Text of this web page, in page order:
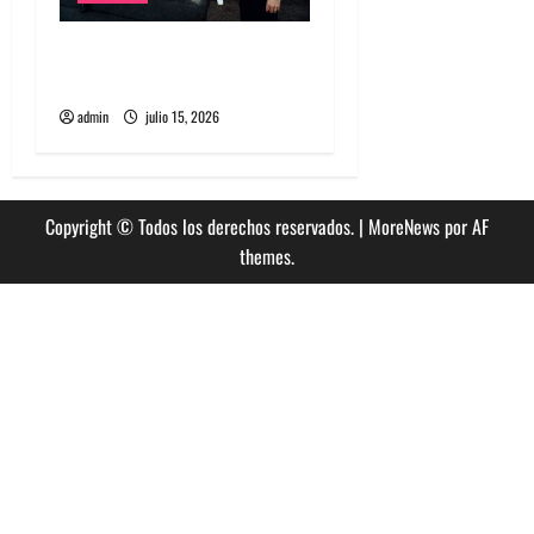
admin julio 15, 2026
Copyright © Todos los derechos reservados. | MoreNewspor AF
themes.